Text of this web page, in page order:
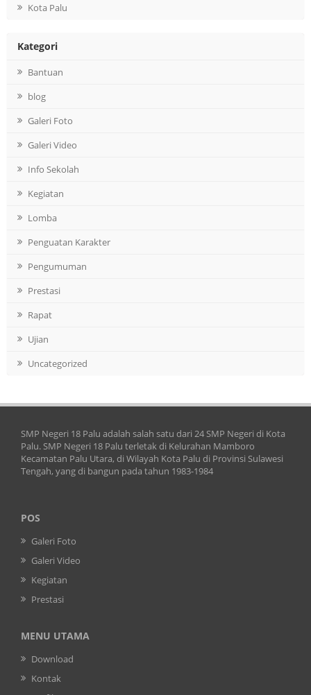
Kota Palu
Kategori
Bantuan
blog
Galeri Foto
Galeri Video
Info Sekolah
Kegiatan
Lomba
Penguatan Karakter
Pengumuman
Prestasi
Rapat
Ujian
Uncategorized
SMP Negeri 18 Palu adalah salah satu dari 24 SMP Negeri di Kota
Palu. SMP Negeri 18 Palu terletak di Kelurahan Mamboro
Kecamatan Palu Utara, di Wilayah Kota Palu di Provinsi Sulawesi
Tengah, yang di bangun pada tahun 1983-1984
POS
Galeri Foto
Galeri Video
Kegiatan
Prestasi
MENU UTAMA
Download
Kontak